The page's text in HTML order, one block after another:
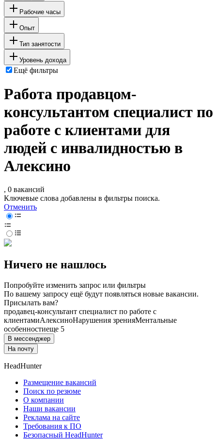
Рабочие часы
Опыт
Тип занятости
Уровень дохода
Ещё фильтры
Работа продавцом-
консультантом специалист по
работе с клиентами для
людей с инвалидностью в
Алексино
, 0 вакансий
Ключевые слова добавлены в фильтры поиска.
Отменить
Ничего не нашлось
Попробуйте изменить запрос или фильтры
По вашему запросу ещё будут появляться новые вакансии.
Присылать вам?
продавец-консультант специалист по работе с
клиентамиАлексиноНарушения зренияМентальные
особенностиеще 5
В мессенджер
На почту
HeadHunter
Размещение вакансий
Поиск по резюме
О компании
Наши вакансии
Реклама на сайте
Требования к ПО
Безопасный HeadHunter